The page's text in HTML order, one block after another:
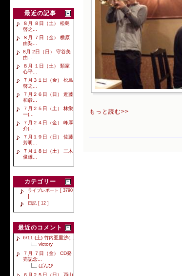
最近の記事
８月 ８日（土） 松島
啓之...
８月 ７日（金） 横原
由梨...
8月 2日（日） 守谷美
由...
８月 １日（土） 類家
心平...
７月３１日（金） 松島
啓之...
７月２６日（日） 近藤
和彦...
７月２５日（土） 林栄
一(...
７月２４日（金） 峰厚
介(...
７月１９日（日） 佐藤
芳明...
７月１８日（土） 三木
俊雄...
カテゴリー
ライブレポート [ 3790
]
日記 [ 12 ]
最近のコメント
6/11 (土) 竹内亜里沙(...
victory
７月 ７日（金） CD発
売記念...
ばんび
もっと読む>>